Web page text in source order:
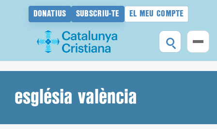
DONATIUS SUBSCRIU-TE EL MEU COMPTE
contingutesglésia valència